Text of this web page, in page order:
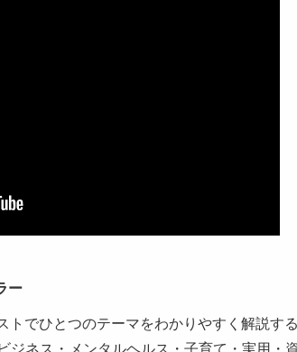
ー
トでひとつのテーマをわかりやすく解説す